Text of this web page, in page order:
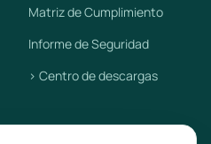
Matriz de Cumplimiento
Informe de Seguridad
› Centro de descargas